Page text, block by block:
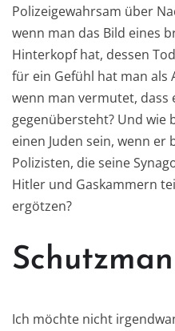
Polizeigewahrsam über
wenn man das Bild eines
Hinterkopf hat, dessen
für ein Gefühl hat man als
wenn man vermutet,
gegenübersteht? Und wie
einen Juden sein, wenn
Polizisten, die seine
Hitler und Gaskammern
ergötzen?
Ich möchte nicht